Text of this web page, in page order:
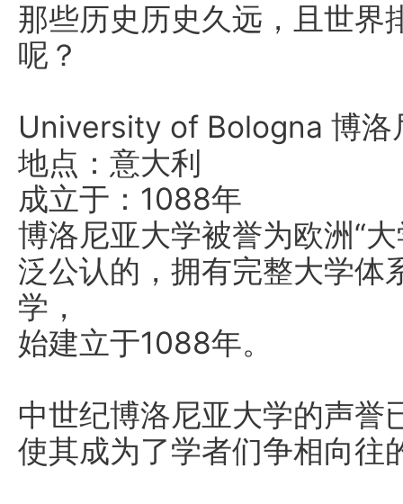
那些历史历史久远，且世界
呢？
University of Bologna 博洛
地点：意大利
成立于：1088年
博洛尼亚大学被誉为欧洲“
泛公认的，拥有完整大学体
学，
始建立于1088年。
中世纪博洛尼亚大学的声誉
使其成为了学者们争相向往